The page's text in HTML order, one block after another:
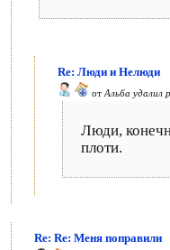
Re: Люди и Нелюди
от Альба удалил
Люди,
плоти.
Re: Re: Меня поправили